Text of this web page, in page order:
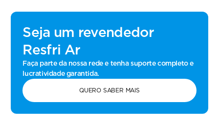
Seja um revendedor
Resfri Ar
Faça parte da nossa rede e tenha suporte completo e
lucratividade garantida.
QUERO SABER MAIS